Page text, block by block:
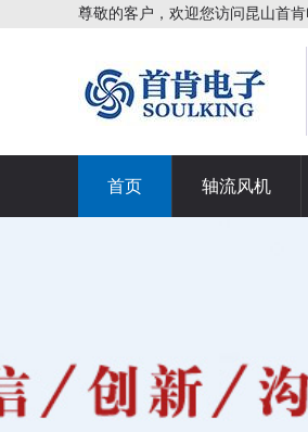
尊敬的客户，欢迎您访问昆山首
首页 轴流风机